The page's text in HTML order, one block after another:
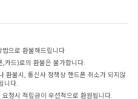
으로 환불해드립니다
카드)로의 환불은 불가합니다.
환불시, 통신사 정책상 핸드폰 취소가 되지않
니다.
청시 적립금이 우선적으로 환원됩니다.